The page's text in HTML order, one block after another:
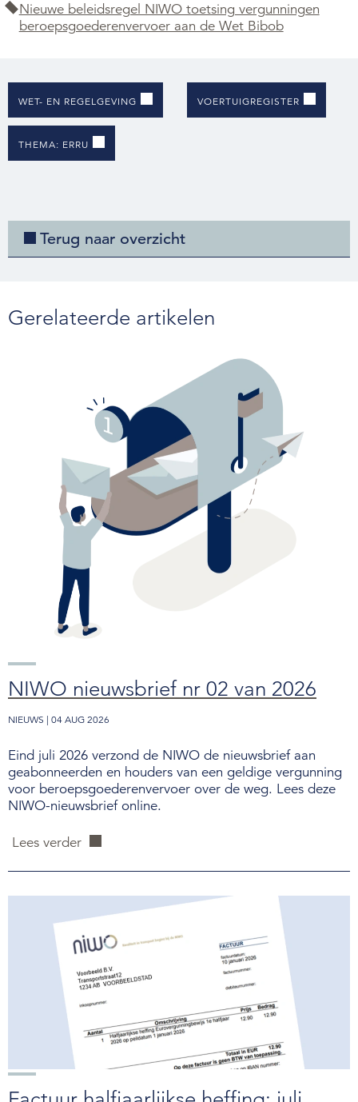
Nieuwe beleidsregel NIWO toetsing vergunningen
beroepsgoederenvervoer aan de Wet Bibob
WET- EN REGELGEVING VOERTUIGREGISTER
THEMA: ERRU
Terug naar overzicht
Gerelateerde artikelen
NIWO nieuwsbrief nr 02 van 2026
NIEUWS | 04 AUG 2026
Eind juli 2026 verzond de NIWO de nieuwsbrief aan
geabonneerden en houders van een geldige vergunning
voor beroepsgoederenvervoer over de weg. Lees deze
NIWO-nieuwsbrief online.
Lees verder